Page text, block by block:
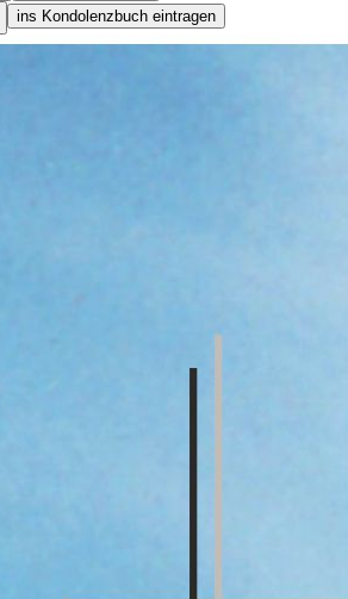
ins Kondolenzbuch eintragen